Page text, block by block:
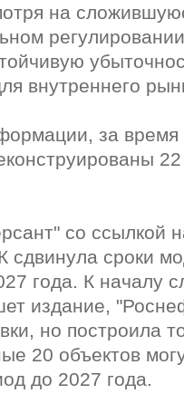
на
внутреннего
за время
со ссылкой
сроки
года. К началу
издание,
но построила
20 объектов
до 2027 года.